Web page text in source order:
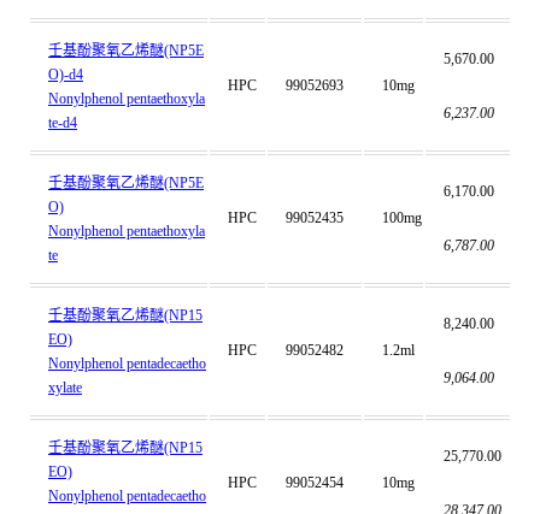
壬基酚聚氧乙烯醚(NP5E
O)-d4
Nonylphenol pentaethoxyla
te-d4
HPC 99052693 10mg
5,670.00
6,237.00
壬基酚聚氧乙烯醚(NP5E
O)
Nonylphenol pentaethoxyla
te
HPC 99052435 100mg
6,170.00
6,787.00
壬基酚聚氧乙烯醚(NP15
EO)
Nonylphenol pentadecaetho
xylate
HPC 99052482 1.2ml
8,240.00
9,064.00
壬基酚聚氧乙烯醚(NP15
EO)
Nonylphenol pentadecaetho
HPC 99052454 10mg
25,770.00
28,347.00